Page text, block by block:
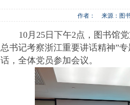
作者： 来源：图
10月 25日下午2点，图书馆
总书记考察浙江重要讲话精神”
话，全体党员参加会议。